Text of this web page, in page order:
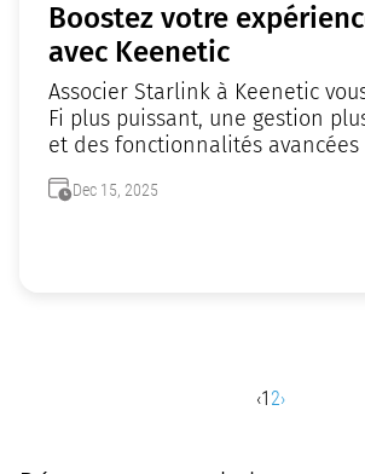
Boostez votre
avec Keenetic
Associer Starlink à Keenetic
Fi plus puissant, une gestion
et des fonctionnalités avancées
Dec 15, 2025
‹1 2›